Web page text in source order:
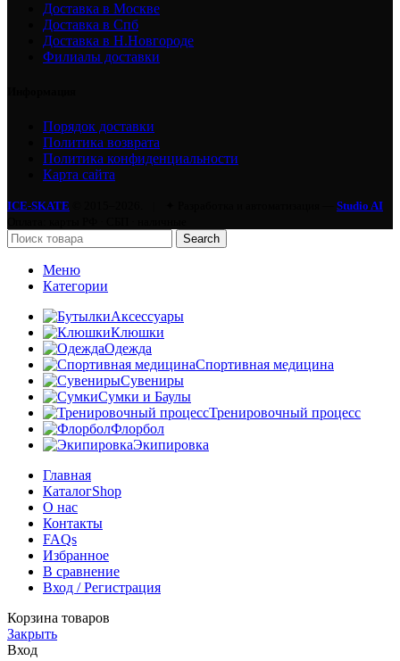
Доставка в Москве
Доставка в Спб
Доставка в Н.Новгороде
Филиалы доставки
Порядок доставки
Политика возврата
Политика конфиденциальности
Карта сайта
ICE-SKATE
Studio AI
Search
Меню
Категории
Аксессуары
Клюшки
Одежда
Спортивная медицина
Сувениры
Сумки и Баулы
Тренировочный процесс
Флорбол
Экипировка
Главная
КаталогShop
О нас
Контакты
FAQs
Избранное
В сравнение
Вход / Регистрация
Корзина товаров
Закрыть
Вход